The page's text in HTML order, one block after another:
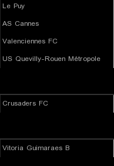
Le Puy
AS Cannes
Valenciennes FC
US Quevilly-Rouen Métropole
Crusaders FC
Vitoria Guimaraes B